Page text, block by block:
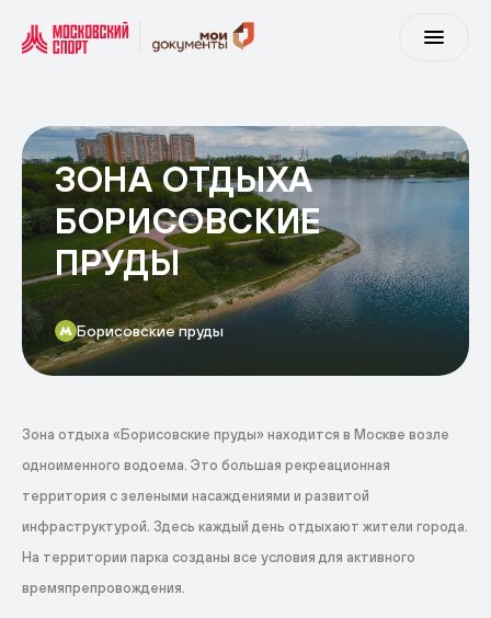
Борисовские пруды
ЗОНА ОТДЫХА
БОРИСОВСКИЕ
ПРУДЫ
Зона отдыха «Борисовские пруды» находится в Москве возле
одноименного водоема. Это большая рекреационная
территория с зелеными насаждениями и развитой
инфраструктурой. Здесь каждый день отдыхают жители города.
На территории парка созданы все условия для активного
времяпрепровождения.